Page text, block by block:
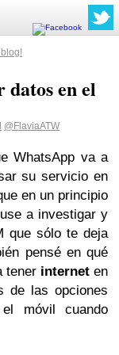
en el
@FlaviaATW
WhatsApp va a
su servicio en
en un principio
a investigar y
que sólo te deja
pensé en qué
tener internet en
de las opciones
móvil cuando